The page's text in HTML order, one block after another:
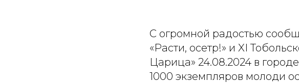
С огромной радостью
«Расти, осетр!» и XI
Царица» 24.08.2024 в
1000 экземпляров молоди